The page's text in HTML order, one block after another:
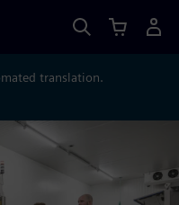
translation.